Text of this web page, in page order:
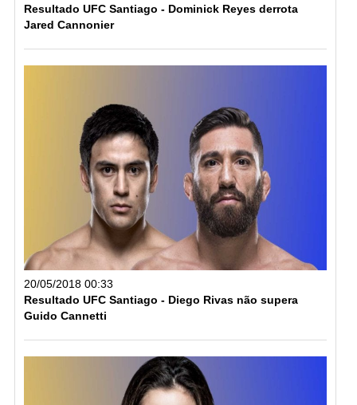
Resultado UFC Santiago - Dominick Reyes derrota
Jared Cannonier
20/05/2018 00:33
Resultado UFC Santiago - Diego Rivas não supera
Guido Cannetti